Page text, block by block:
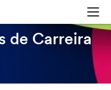
de Carreira